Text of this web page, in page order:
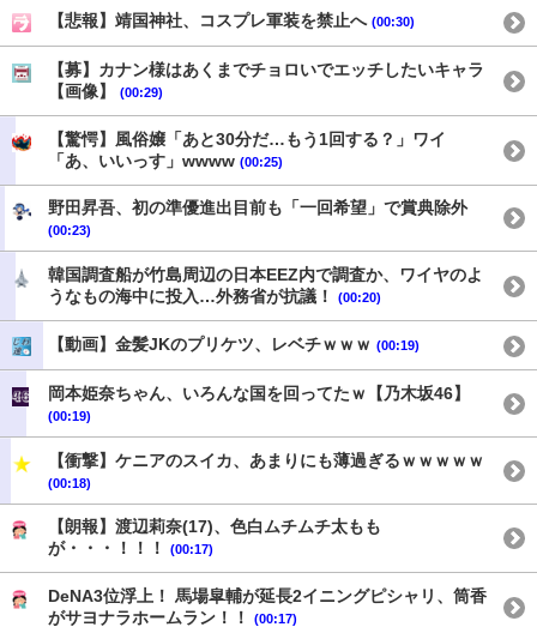
【悲報】靖国神社、コスプレ軍装を禁止へ (00:30)
【募】カナン様はあくまでチョロいでエッチしたいキャラ
【画像】
(00:29)
【驚愕】風俗嬢「あと30分だ…もう1回する？」ワイ
「あ、いいっす」wwww (00:25)
野田昇吾、初の準優進出目前も「一回希望」で賞典除外
(00:23)
韓国調査船が竹島周辺の日本EEZ内で調査か、ワイヤのよ
うなもの海中に投入…外務省が抗議！
(00:20)
【動画】金髪JKのプリケツ、レベチｗｗｗ (00:19)
岡本姫奈ちゃん、いろんな国を回ってたｗ【乃木坂46】
(00:19)
【衝撃】ケニアのスイカ、あまりにも薄過ぎるｗｗｗｗｗ
(00:18)
【朗報】渡辺莉奈(17)、色白ムチムチ太もも
が・・・！！！
(00:17)
DeNA3位浮上！ 馬場皐輔が延長2イニングピシャリ、筒香
がサヨナラホームラン！！
(00:17)